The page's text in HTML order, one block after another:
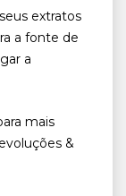
extratos
a fonte de
a
mais
&